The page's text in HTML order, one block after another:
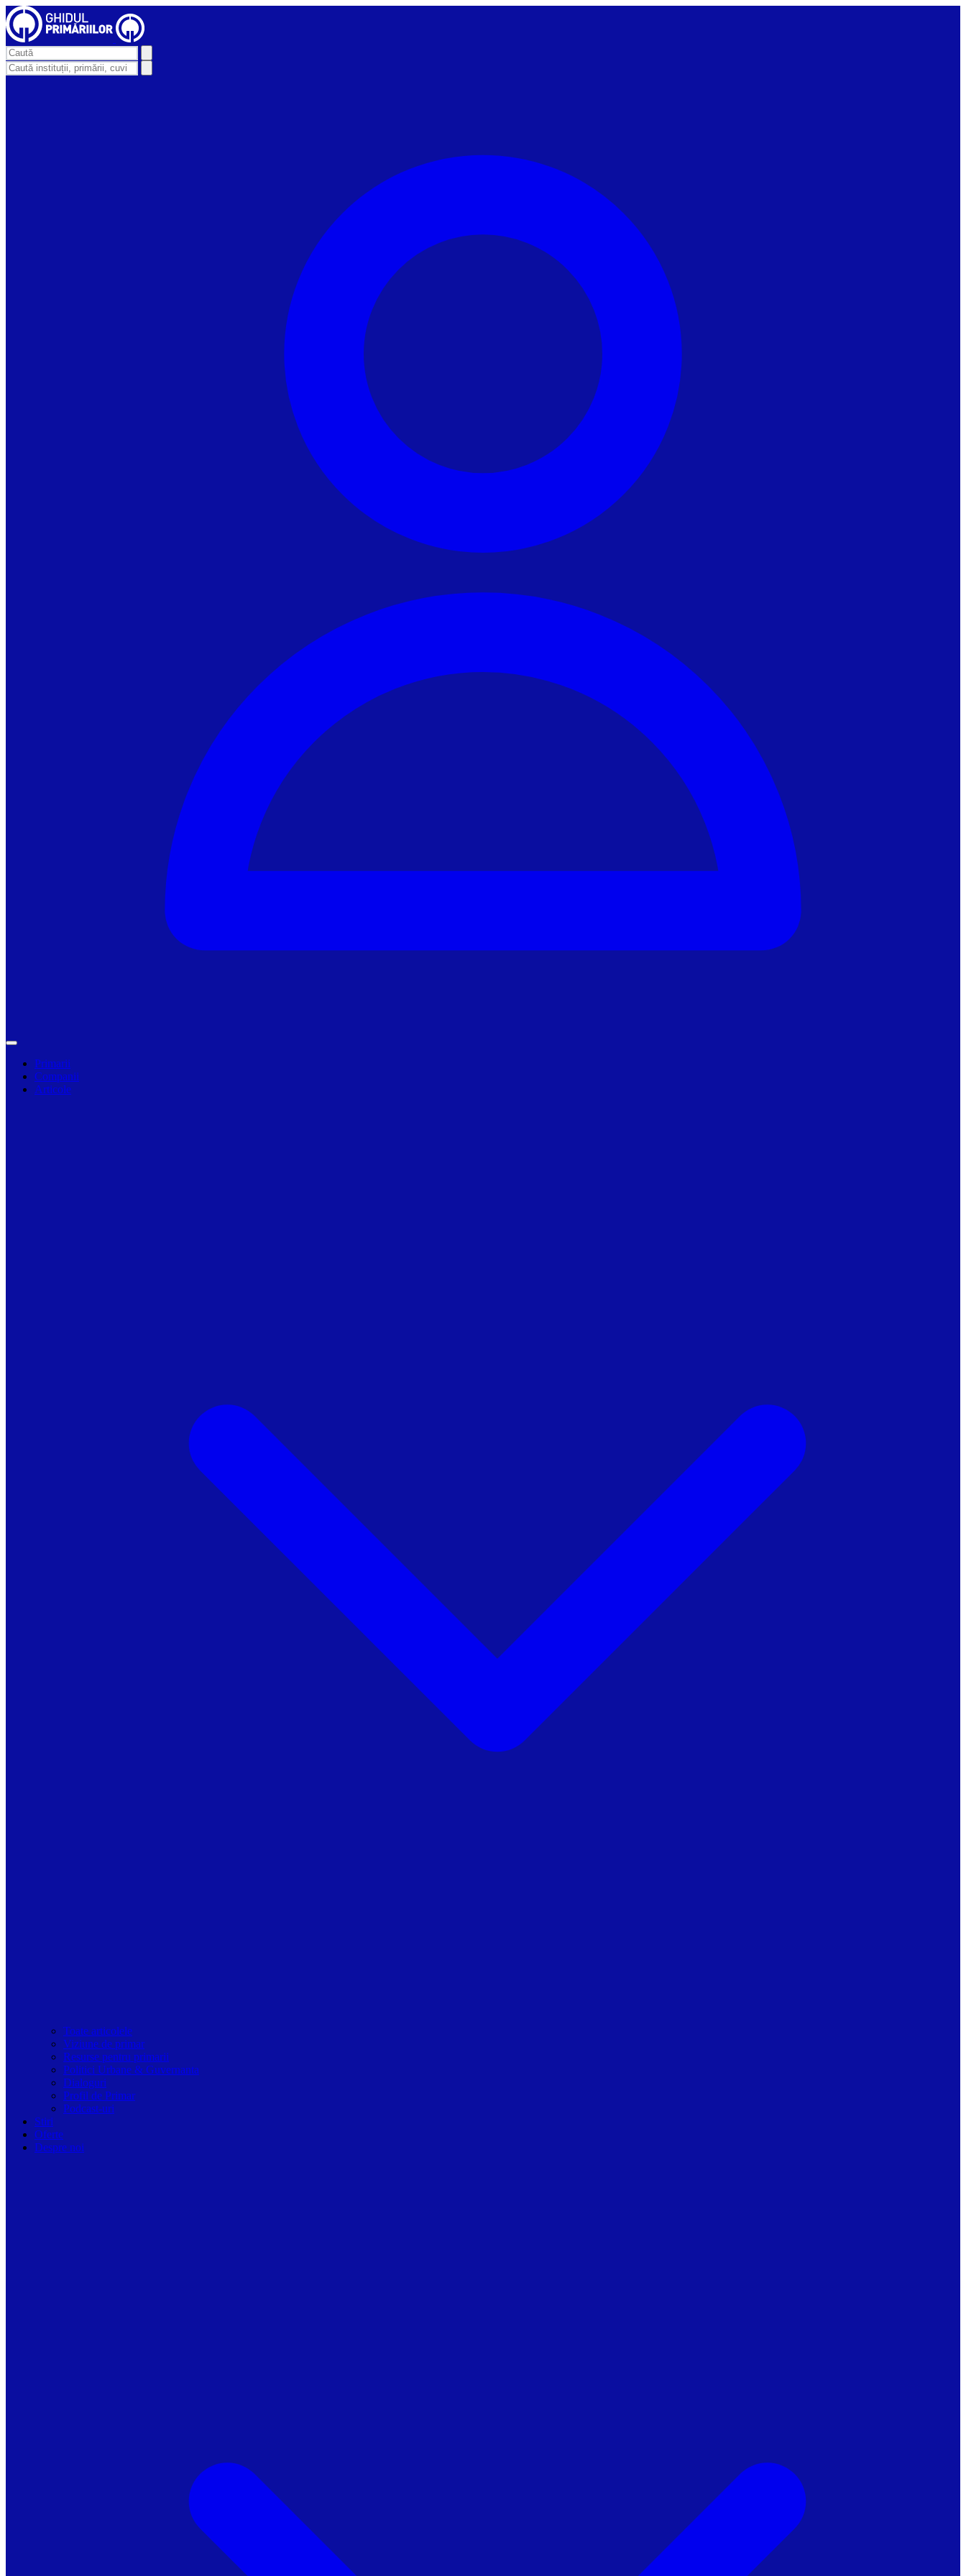
Primarii
Companii
Articole
Toate articolele
Viziune de primar
Resurse pentru primarii
Politici Urbane & Guvernanta
Dialoguri
Profil de Primar
Podcast-uri
Stiri
Oferte
Despre noi